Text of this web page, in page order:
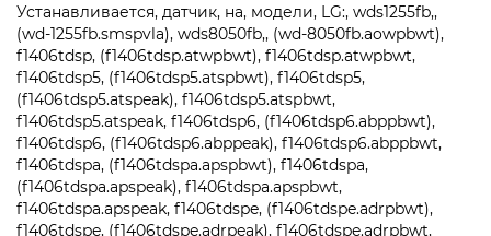
Устанавливается, датчик, на, модели, LG:, wds1255fb,,
(wd-1255fb.smspvla), wds8050fb,, (wd-8050fb.aowpbwt),
f1406tdsp, (f1406tdsp.atwpbwt), f1406tdsp.atwpbwt,
f1406tdsp5, (f1406tdsp5.atspbwt), f1406tdsp5,
(f1406tdsp5.atspeak), f1406tdsp5.atspbwt,
f1406tdsp5.atspeak, f1406tdsp6, (f1406tdsp6.abppbwt),
f1406tdsp6, (f1406tdsp6.abppeak), f1406tdsp6.abppbwt,
f1406tdspa, (f1406tdspa.apspbwt), f1406tdspa,
(f1406tdspa.apspeak), f1406tdspa.apspbwt,
f1406tdspa.apspeak, f1406tdspe, (f1406tdspe.adrpbwt),
f1406tdspe, (f1406tdspe.adrpeak), f1406tdspe.adrpbwt,